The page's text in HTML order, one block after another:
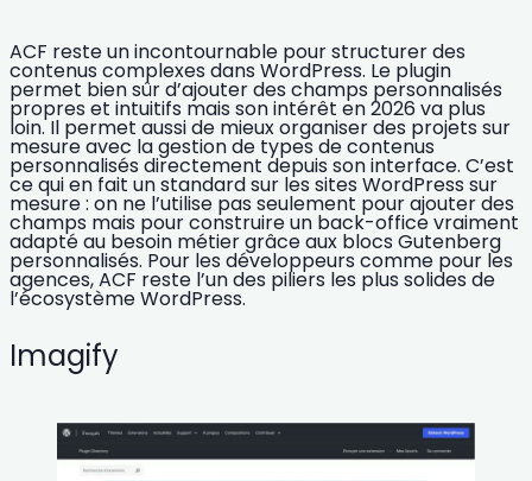
ACF reste un incontournable pour structurer des
contenus complexes dans WordPress. Le plugin
permet bien sûr d’ajouter des champs personnalisés
propres et intuitifs mais son intérêt en 2026 va plus
loin. Il permet aussi de mieux organiser des projets sur
mesure avec la gestion de types de contenus
personnalisés directement depuis son interface. C’est
ce qui en fait un standard sur les sites WordPress sur
mesure: on ne l’utilise pas seulement pour ajouter des
champs mais pour construire un back-office vraiment
adapté au besoin métier grâce aux blocs Gutenberg
personnalisés. Pour les développeurs comme pour les
agences, ACF reste l’un des piliers les plus solides de
l’écosystème WordPress.
Imagify